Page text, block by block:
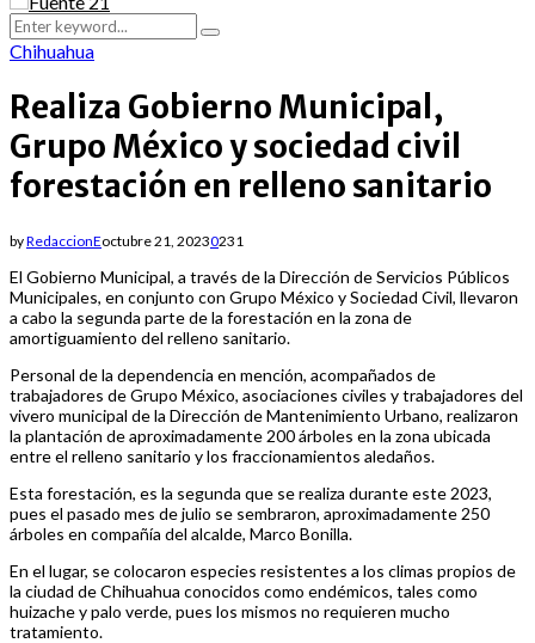
Menu
Search
for:
Search
Chihuahua
Realiza Gobierno Municipal,
Grupo México y sociedad civil
forestación en relleno sanitario
byRedaccionEoctubre 21, 20230231
El Gobierno Municipal, a través de la Dirección de Servicios Públicos
Municipales, en conjunto con Grupo México y Sociedad Civil, llevaron
a cabo la segunda parte de la forestación en la zona de
amortiguamiento del relleno sanitario.
Personal de la dependencia en mención, acompañados de
trabajadores de Grupo México, asociaciones civiles y trabajadores del
vivero municipal de la Dirección de Mantenimiento Urbano, realizaron
la plantación de aproximadamente 200 árboles en la zona ubicada
entre el relleno sanitario y los fraccionamientos aledaños.
Esta forestación, es la segunda que se realiza durante este 2023,
pues el pasado mes de julio se sembraron, aproximadamente 250
árboles en compañía del alcalde, Marco Bonilla.
En el lugar, se colocaron especies resistentes a los climas propios de
la ciudad de Chihuahua conocidos como endémicos, tales como
huizache y palo verde, pues los mismos no requieren mucho
tratamiento.